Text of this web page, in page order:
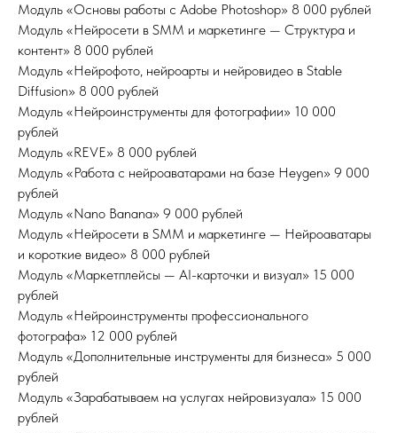
Модуль «Основы работы с Adobe Photoshop» 8 000 рублей
Модуль «Нейросети в SMM и маркетинге — Структура и
контент» 8 000 рублей
Модуль «Нейрофото, нейроарты и нейровидео в Stable
Diffusion» 8 000 рублей
Модуль «Нейроинструменты для фотографии» 10 000
рублей
Модуль «REVE» 8 000 рублей
Модуль «Работа с нейроаватарами на базе Heygen» 9 000
рублей
Модуль «Nano Banana» 9 000 рублей
Модуль «Нейросети в SMM и маркетинге — Нейроаватары
и короткие видео» 8 000 рублей
Модуль «Маркетплейсы — AI-карточки и визуал» 15 000
рублей
Модуль «Нейроинструменты профессионального
фотографа» 12 000 рублей
Модуль «Дополнительные инструменты для бизнеса» 5 000
рублей
Модуль «Зарабатываем на услугах нейровизуала» 15 000
рублей